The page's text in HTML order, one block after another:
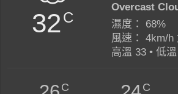
32C
Overcast
濕度： 68%
風速： 4km/h
高溫 33 • 低
C C